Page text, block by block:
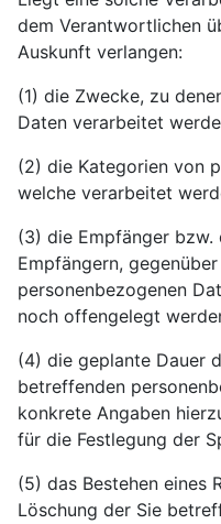
dem Verantwortlichen
Auskunft verlangen:
(1) die Zwecke, zu
Daten verarbeitet
(2) die Kategorien von
welche verarbeitet
(3) die Empfänger bzw.
Empfängern,
personenbezogenen
noch offengelegt
(4) die geplante Dauer
betreffenden
konkrete Angaben
für die Festlegung der
(5) das Bestehen eines
Löschung der Sie